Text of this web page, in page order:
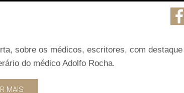
sobre os médicos, escritores, com
do médico Adolfo Rocha.
MAIS